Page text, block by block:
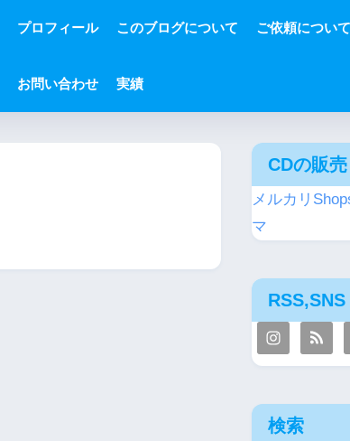
プロフィール このブログについて ご依頼について
お問い合わせ 実績
CDの販売
メルカリ
マ
RSS,SNS
検索